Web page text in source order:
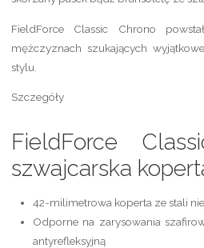
FieldForce Classic Chrono
mężczyznach szukających
stylu.
Szczegóły
FieldForce
szwajcarska
42-milimetrowa koperta ze stali
Odporne na zarysowania
antyrefleksyjną